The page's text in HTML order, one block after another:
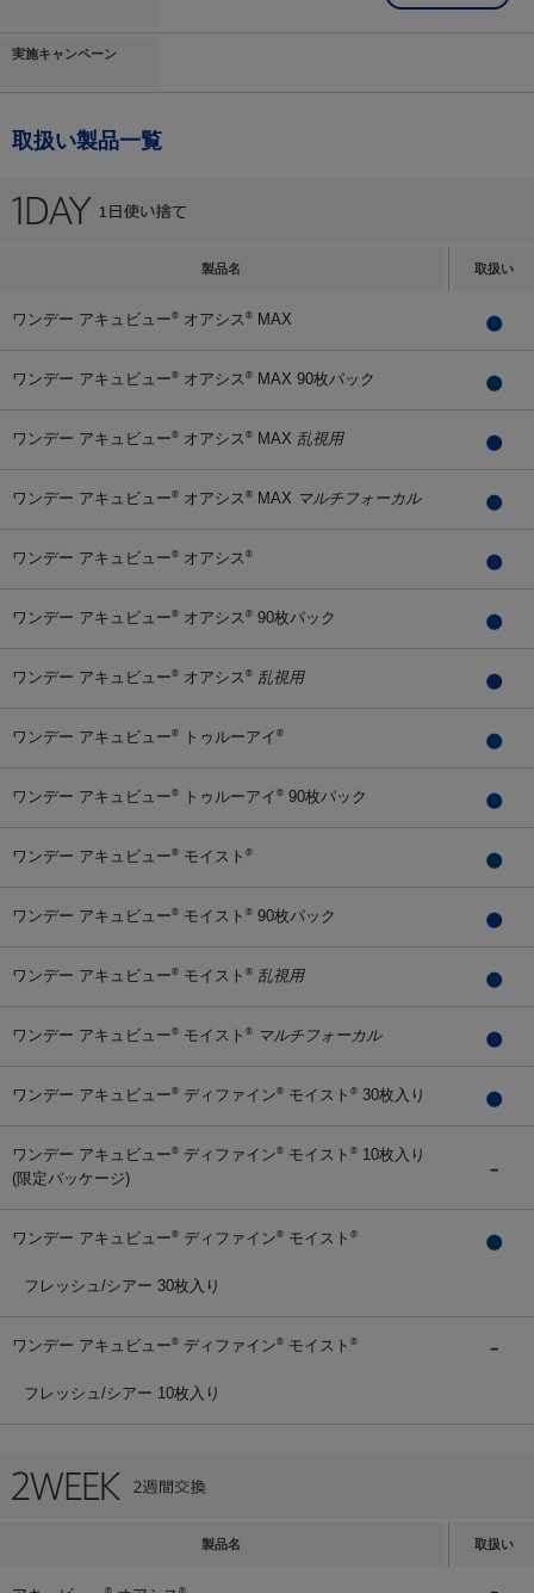
実施キャンペーン
取扱い製品一覧
製品名 取扱い
ワンデー アキュビュー® オアシス ® MAX
ワンデー アキュビュー® オアシス ® MAX 90枚パック
ワンデー アキュビュー® オアシス ® MAX 乱視用
ワンデー アキュビュー® オアシス ® MAX マルチフォーカル
ワンデー アキュビュー® オアシス ®
ワンデー アキュビュー® オアシス ® 90枚パック
ワンデー アキュビュー® オアシス ® 乱視用
ワンデー アキュビュー® トゥルーアイ ®
ワンデー アキュビュー® トゥルーアイ ® 90枚パック
ワンデー アキュビュー® モイスト ®
ワンデー アキュビュー® モイスト ® 90枚パック
ワンデー アキュビュー® モイスト ® 乱視用
ワンデー アキュビュー® モイスト ® マルチフォーカル
ワンデー アキュビュー® ディファイン® モイスト ® 30枚入り
ワンデー アキュビュー® ディファイン® モイスト ® 10枚入り
(限定パッケージ)
ワンデー アキュビュー® ディファイン® モイスト ®
フレッシュ/シアー 30枚入り
ワンデー アキュビュー® ディファイン® モイスト ®
フレッシュ/シアー 10枚入り
製品名 取扱い